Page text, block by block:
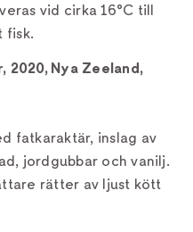
vid cirka 16°C till
fisk.
2020, Nya Zeeland,
fatkaraktär, inslag av
jordgubbar och vanilj.
rätter av ljust kött